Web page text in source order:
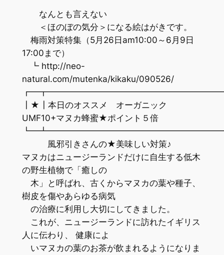
なんとも言えない
＜ほのぼの気分＞になる絵はがきです。
梅雨対策特集（5月26日am10:00～6月9日
17:00まで）
┗ http://neo-
natural.com/mutenka/kikaku/090526/
┃★┃本日のオススメ オーガニック
UMF10+マヌカ蜂蜜★ポイント５倍
風邪引きさんの★美味しい対策♪
マヌカはニュージーランドだけに自生する低木
の野生植物で「癒しの
木」と呼ばれ、古くからマヌカの葉や種子、
樹皮を傷やあらゆる病気
の治療に利用し大切にしてきました。
これが、ニュージーランドに訪れたイギリス
人に伝わり、 健康によ
いマヌカの葉のお茶が飲まれるようになりま